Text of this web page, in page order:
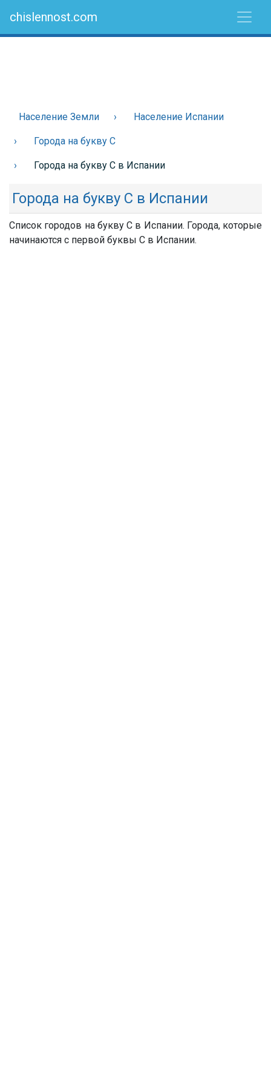
chislennost.com
Население Земли Население Испании
Города на букву С
Города на букву С в Испании
Города на букву С в Испании
Список городов на букву С в Испании. Города, которые
начинаются с первой буквы С в Испании.